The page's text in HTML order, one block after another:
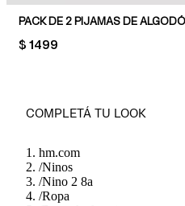
PRICE:
$ 1499
COMPLETÁ TU LOOK
hm.com
/Ninos
/Nino 2 8a
/Ropa